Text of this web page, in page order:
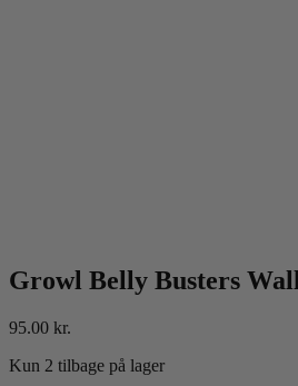
Growl Belly Busters
95.00 kr.
Kun 2 tilbage på lager